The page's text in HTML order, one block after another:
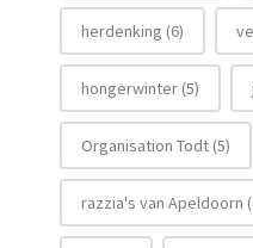
herdenking (6)
hongerwinter (5)
Organisation Todt (5)
razzia's van Apeldoorn